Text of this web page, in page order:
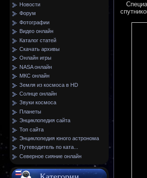
Новости
Форум
Фотографии
Видео онлайн
Каталог статей
Скачать архивы
Онлайн игры
NASA онлайн
МКС онлайн
Земля из космоса в HD
Солнце онлайн
Звуки космоса
Планеты
Энциклопедия сайта
Топ сайта
Энциклопедия юного астронома
Путеводитель по ката...
Северное сияние онлайн